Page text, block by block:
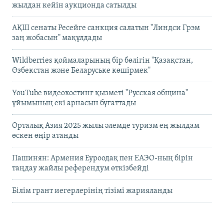
жылдан кейін аукционда сатылды
АҚШ сенаты Ресейге санкция салатын "Линдси Грэм
заң жобасын" мақұлдады
Wildberries қоймаларының бір бөлігін "Қазақстан,
Өзбекстан және Беларуське көшірмек"
YouTube видеохостинг қызметі "Русская община"
ұйымының екі арнасын бұғаттады
Орталық Азия 2025 жылы әлемде туризм ең жылдам
өскен өңір атанды
Пашинян: Армения Еуроодақ пен ЕАЭО-ның бірін
таңдау жайлы референдум өткізбейді
Білім грант иегерлерінің тізімі жарияланды